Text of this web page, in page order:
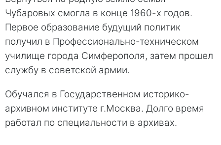
Чубаровых смогла в конце 1960-х годов.
Первое образование будущий политик
получил в Профессионально-техническом
училище города Симферополя, затем прошел
службу в советской армии.
Обучался в Государственном историко-
архивном институте г.Москва. Долго время
работал по специальности в архивах.